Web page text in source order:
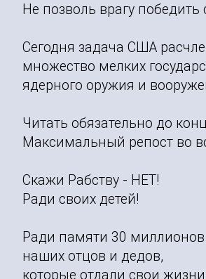
Не позволь врагу победить
Сегодня задача США
множество мелких
ядерного оружия и
Читать обязательно до
Максимальный репост во
Скажи Рабству - НЕТ!
Ради своих детей!
Ради памяти 30 миллионов
наших отцов и дедов,
которые отдали свои жизни